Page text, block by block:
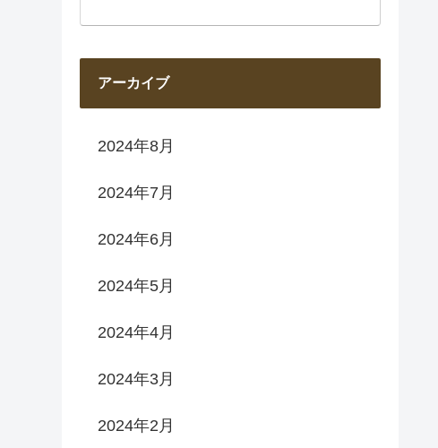
アーカイブ
2024年8月
2024年7月
2024年6月
2024年5月
2024年4月
2024年3月
2024年2月